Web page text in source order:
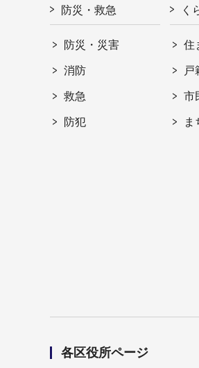
防災・救急
防災・災害
消防
救急
防犯
く
住
戸
市
ま
各区役所ページ